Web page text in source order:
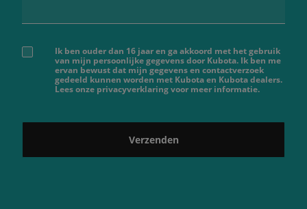
Ik ben ouder dan 16 jaar en ga akkoord met het gebruik
van mijn persoonlijke gegevens door Kubota. Ik ben me
ervan bewust dat mijn gegevens en contactverzoek
gedeeld kunnen worden met Kubota en Kubota dealers.
Lees onze privacyverklaring voor meer informatie.
Verzenden